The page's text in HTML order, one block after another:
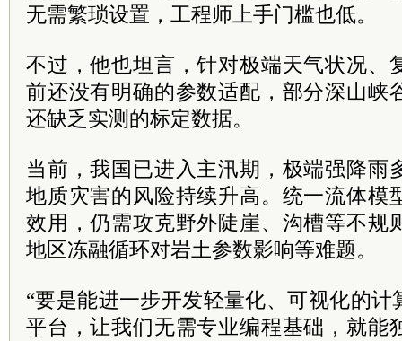
无需繁琐设置，工程师上手门槛也低。
不过，他也坦言，针对极端天气状况、
前还没有明确的参数适配，部分深山峡
还缺乏实测的标定数据。
当前，我国已进入主汛期，极端强降雨
地质灾害的风险持续升高。统一流体模
效用，仍需攻克野外陡崖、沟槽等不规
地区冻融循环对岩土参数影响等难题。
“要是能进一步开发轻量化、可视化的
平台，让我们无需专业编程基础，就能